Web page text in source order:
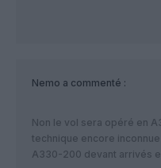
Nemo a commenté :
Non le vol sera opéré en
technique encore
A330-200 devant arrivés